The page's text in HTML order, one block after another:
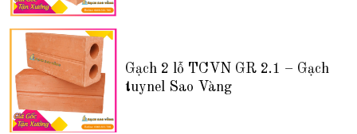
Gạch 2 lỗ TCVN GR 2.1 – Gạch
tuynel Sao Vàng